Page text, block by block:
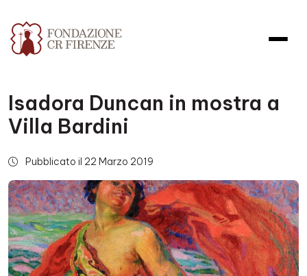
Isadora Duncan in mostra a
Villa Bardini
Pubblicato il 22 Marzo 2019